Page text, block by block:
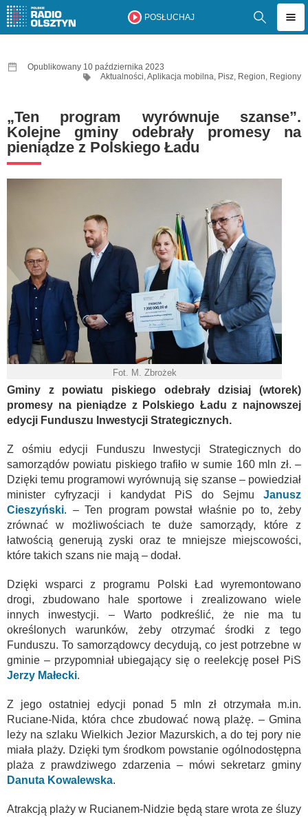
POSŁUCHAJ
Opublikowany 10 października 2023
Aktualności,Aplikacja mobilna, Pisz, Region, Regiony
„Ten program wyrównuje szanse”.
Kolejne gminy odebrały promesy na
pieniądze z Polskiego Ładu
Fot. M. Zbrożek
Gminy z powiatu piskiego odebrały dzisiaj (wtorek)
promesy na pieniądze z Polskiego Ładu z najnowszej
edycji Funduszu Inwestycji Strategicznych.
Z ośmiu edycji Funduszu Inwestycji Strategicznych do
samorządów powiatu piskiego trafiło w sumie 160 mln zł. –
Dzięki temu programowi wyrównują się szanse – powiedział
minister cyfryzacji i kandydat PiS do Sejmu Janusz
Cieszyński. – Ten program powstał właśnie po to, żeby
zrównać w możliwościach te duże samorządy, które z
łatwością generują zyski oraz te mniejsze miejscowości,
które takich szans nie mają – dodał.
Dzięki wsparci z programu Polski Ład wyremontowano
drogi, zbudowano hale sportowe i zrealizowano wiele
innych inwestycji. – Warto podkreślić, że nie ma tu
określonych warunków, żeby otrzymać środki z tego
Funduszu. To samorządowcy decydują, co jest potrzebne w
gminie – przypomniał ubiegający się o reelekcję poseł PiS
Jerzy Małecki.
Z jego ostatniej edycji ponad 5 mln zł otrzymała m.in.
Ruciane-Nida, która chce zbudować nową plażę. – Gmina
leży na szlaku Wielkich Jezior Mazurskich, a do tej pory nie
miała plaży. Dzięki tym środkom powstanie ogólnodostępna
plaża z prawdziwego zdarzenia – mówi sekretarz gminy
Danuta Kowalewska.
Atrakcją plaży w Rucianem-Nidzie będą stare wrota ze śluzy